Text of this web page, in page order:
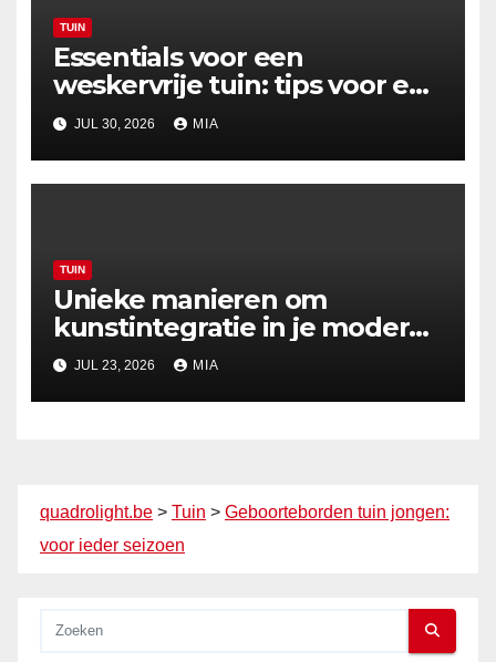
TUIN
Essentials voor een
weskervrije tuin: tips voor een
zorgeloze zomer
JUL 30, 2026 MIA
TUIN
Unieke manieren om
kunstintegratie in je moderne
tuin te creëren
JUL 23, 2026 MIA
quadrolight.be > Tuin > Geboorteborden tuin jongen:
voor ieder seizoen